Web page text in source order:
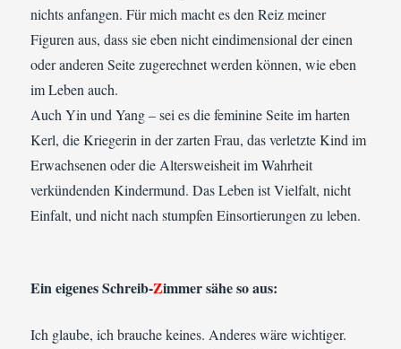
nichts anfangen. Für mich macht es den Reiz meiner
Figuren aus, dass sie eben nicht eindimensional der einen
oder anderen Seite zugerechnet werden können, wie eben
im Leben auch.
Auch Yin und Yang – sei es die feminine Seite im harten
Kerl, die Kriegerin in der zarten Frau, das verletzte Kind im
Erwachsenen oder die Altersweisheit im Wahrheit
verkündenden Kindermund. Das Leben ist Vielfalt, nicht
Einfalt, und nicht nach stumpfen Einsortierungen zu leben.
Ein eigenes Schreib-Zimmer sähe so aus:
Ich glaube, ich brauche keines. Anderes wäre wichtiger.